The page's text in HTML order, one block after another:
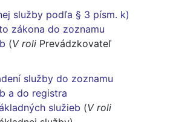
služby podľa § 3 písm. k)
zákona do zoznamu
(V roli Prevádzkovateľ
služby do zoznamu
a do registra
služieb (V roli